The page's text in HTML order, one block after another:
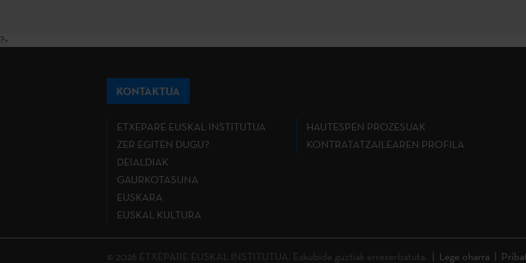
?>
KONTAKTUA
ETXEPARE EUSKAL INSTITUTUA
ZER EGITEN DUGU?
DEIALDIAK
GAURKOTASUNA
EUSKARA
EUSKAL KULTURA
HAUTESPEN PROZESUAK
KONTRATATZAILEAREN PROFILA
© 2026 ETXEPARE EUSKAL INSTITUTUA. Eskubide guztiak erreserbatuta. Lege oharra